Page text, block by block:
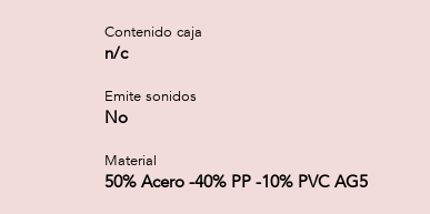
Contenido caja
n/c
Emite sonidos
No
Material
50% Acero -40% PP -10% PVC AG5